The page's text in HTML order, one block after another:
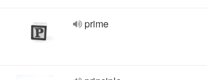
prime